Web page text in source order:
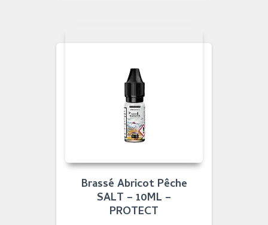
Brassé Abricot Pêche
SALT – 10ML –
PROTECT